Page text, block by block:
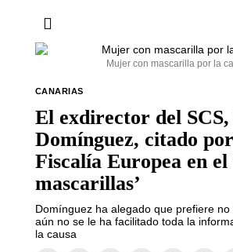
Mujer con mascarilla por la
CANARIAS
El exdirector del
Domínguez, citado
Fiscalía Europea en el
mascarillas’
Domínguez ha alegado que prefiere
aún no se le ha facilitado toda la
la causa